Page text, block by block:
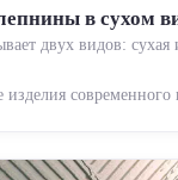
в сухом
двух видов: сухая
современного